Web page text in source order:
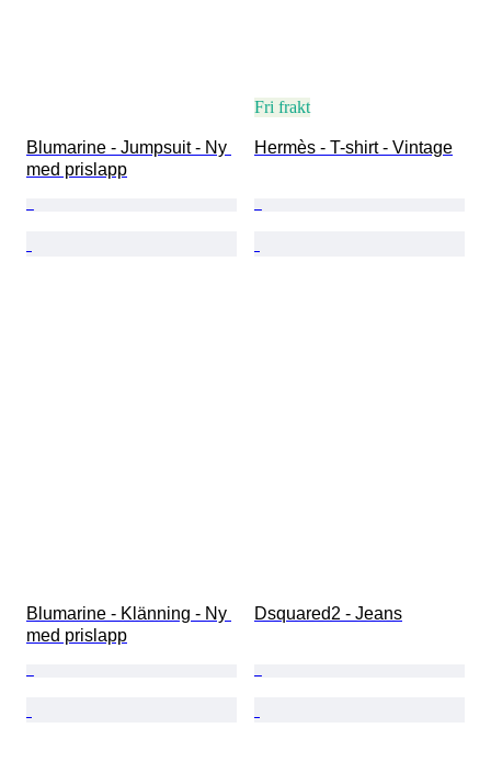
Blumarine - Jumpsuit - Ny
med prislapp
Fri frakt
Hermès - T-shirt - Vintage
Blumarine - Klänning - Ny
med prislapp
Dsquared2 - Jeans